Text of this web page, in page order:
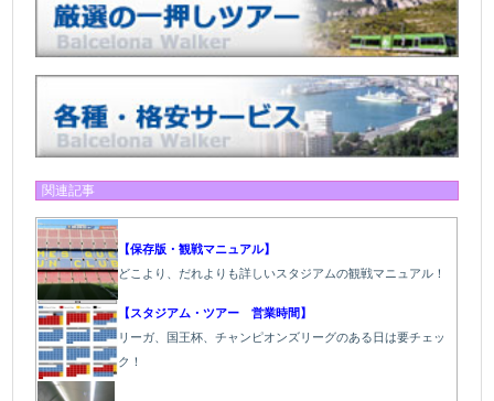
関連記事
【保存版・観戦マニュアル】
どこより、だれよりも詳しいスタジアムの観戦マニュアル！
【スタジアム・ツアー 営業時間】
リーガ、国王杯、チャンピオンズリーグのある日は要チェッ
ク！